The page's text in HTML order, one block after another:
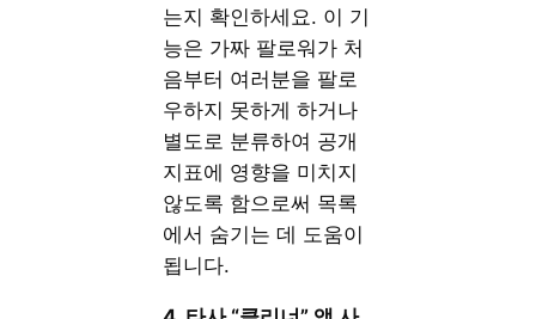
는지 확인하세요. 이 기
능은 가짜 팔로워가 처
음부터 여러분을 팔로
우하지 못하게 하거나
별도로 분류하여 공개
지표에 영향을 미치지
않도록 함으로써 목록
에서 숨기는 데 도움이
됩니다.